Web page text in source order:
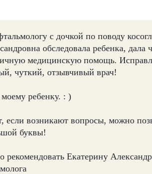
с дочкой по поводу
обследовала ребенка,
медицинскую помощь.
чуткий, отзывчивый врач!
ребенку. : )
возникают вопросы, можно
буквы!
рекомендовать Екатерину